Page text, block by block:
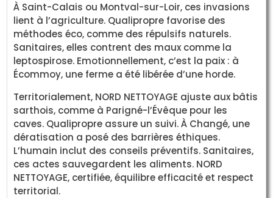
À Saint-Calais ou Montval-sur-Loir, ces invasions
lient à l’agriculture. Qualipropre favorise des
méthodes éco, comme des répulsifs naturels.
Sanitaires, elles contrent des maux comme la
leptospirose. Emotionnellement, c’est la paix : à
Écommoy, une ferme a été libérée d’une horde.
Territorialement, NORD NETTOYAGE ajuste aux bâtis
sarthois, comme à Parigné-l’Évêque pour les
caves. Qualipropre assure un suivi. À Changé, une
dératisation a posé des barrières éthiques.
L’humain inclut des conseils préventifs. Sanitaires,
ces actes sauvegardent les aliments. NORD
NETTOYAGE, certifiée, équilibre efficacité et respect
territorial.